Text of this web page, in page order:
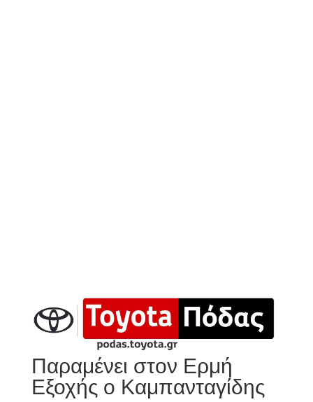
Παραμένει στον Ερμή
Εξοχής ο Καμπανταγίδης